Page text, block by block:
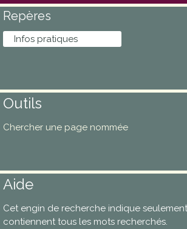
Repères
Infos pratiques
Outils
Chercher une page nommée
Aide
Cet engin de recherche indique
contiennent tous les mots recherchés.